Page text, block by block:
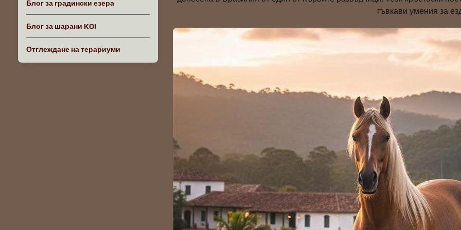
гъвкави умения за
Блог за градински езера
Блог за шарани KOI
Отглеждане на терариуми